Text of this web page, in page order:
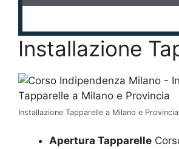
Installazione
Installazione Tapparelle a Milano e Provincia
Apertura Tapparelle